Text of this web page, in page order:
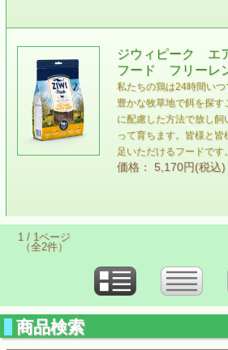
ジウィピーク エ
フード フリーレ
私たちの鶏は24時間い
豊かな牧草地で餌を探
に配慮した方法で放し飼
って育ちます。皆様と
足いただけるフードです
価格： 5,170円(税込)
1 / 1ページ
（全2件）
商品検索